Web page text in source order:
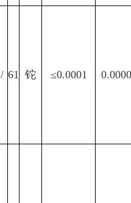
/ 61 铊 ≤0.0001